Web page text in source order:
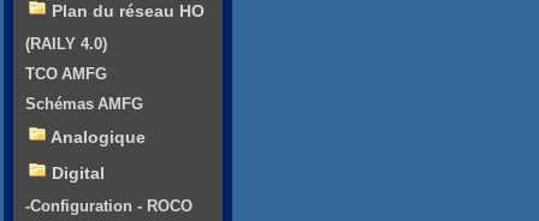
Plan du réseau HO
(RAILY 4.0)
TCO AMFG
Schémas AMFG
Analogique
Digital
-Configuration - ROCO